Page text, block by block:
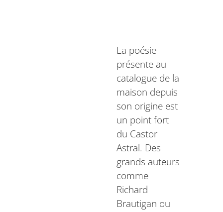
La poésie
présente au
catalogue de la
maison depuis
son origine est
un point fort
du Castor
Astral. Des
grands auteurs
comme
Richard
Brautigan ou